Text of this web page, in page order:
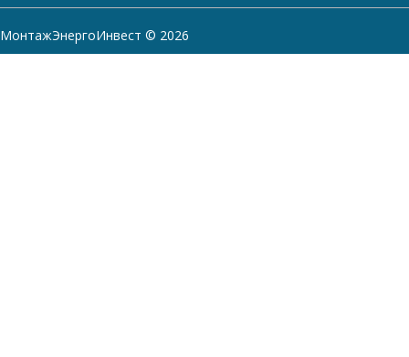
МонтажЭнергоИнвест © 2026